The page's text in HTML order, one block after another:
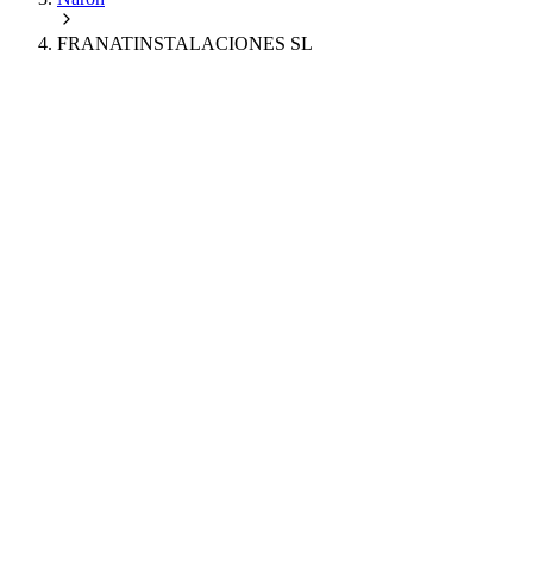
FRANATINSTALACIONES SL